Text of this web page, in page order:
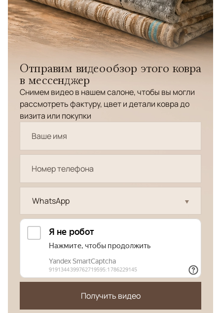
Отправим видеообзор этого ковра
в мессенджер
Снимем видео в нашем салоне, чтобы вы могли
рассмотреть фактуру, цвет и детали ковра до
визита или покупки
WhatsApp
Получить видео